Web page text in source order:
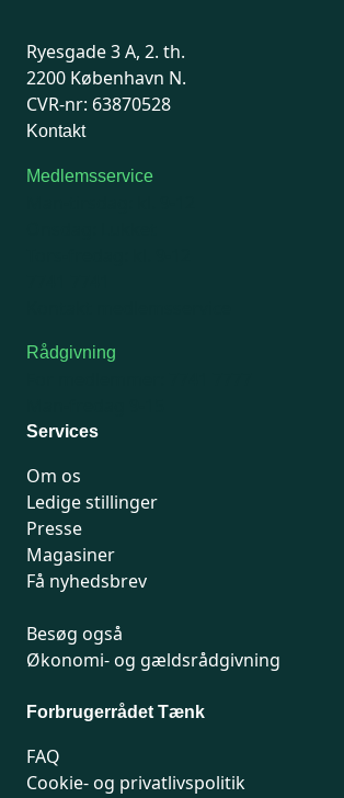
Ryesgade 3 A, 2. th.
2200 København N.
CVR-nr: 63870528
Kontakt
Medlemsservice
Rådgivning
Services
Om os
Ledige stillinger
Presse
Magasiner
Få nyhedsbrev
Besøg også
Økonomi- og gældsrådgivning
Forbrugerrådet Tænk
FAQ
Cookie- og privatlivspolitik